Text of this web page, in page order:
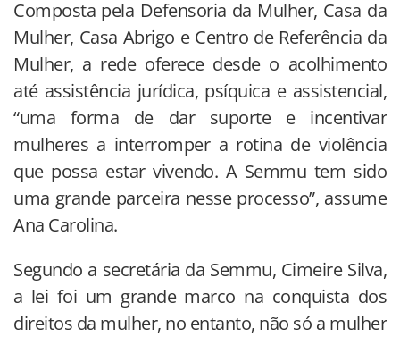
Composta pela Defensoria da Mulher, Casa da
Mulher, Casa Abrigo e Centro de Referência da
Mulher, a rede oferece desde o acolhimento
até assistência jurídica, psíquica e assistencial,
“uma forma de dar suporte e incentivar
mulheres a interromper a rotina de violência
que possa estar vivendo. A Semmu tem sido
uma grande parceira nesse processo”, assume
Ana Carolina.
Segundo a secretária da Semmu, Cimeire Silva,
a lei foi um grande marco na conquista dos
direitos da mulher, no entanto, não só a mulher